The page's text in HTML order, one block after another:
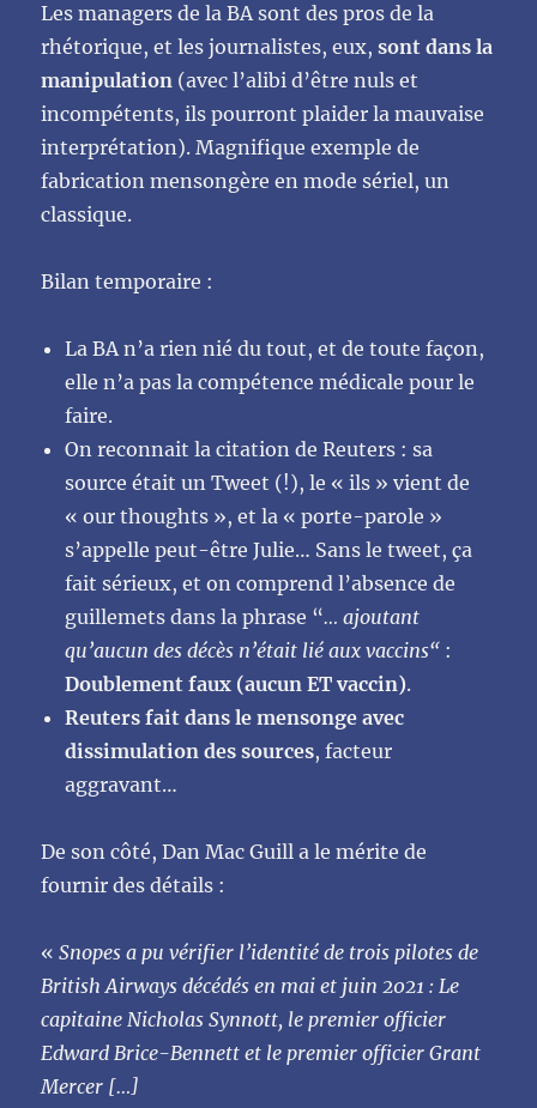
Les managers de la BA sont des pros de la
rhétorique, et les journalistes, eux,sont dans la
manipulation (avec l’alibi d’être nuls et
incompétents, ils pourront plaider la mauvaise
interprétation). Magnifique exemple de
fabrication mensongère en mode sériel, un
classique.
Bilan temporaire :
La BA n’a rien nié du tout, et de toute façon,
elle n’a pas la compétence médicale pour le
faire.
On reconnait la citation de Reuters : sa
source était un Tweet (!), le « ils » vient de
« our thoughts », et la « porte-parole »
s’appelle peut-être Julie… Sans le tweet, ça
fait sérieux, et on comprend l’absence de
guillemets dans la phrase “… ajoutant
qu’aucun des décès n’était lié aux vaccins“ :
Doublement faux (aucun ET vaccin).
Reuters fait dans le mensonge avec
dissimulation des sources, facteur
aggravant…
De son côté, Dan Mac Guill a le mérite de
fournir des détails :
«Snopes a pu vérifier l’identité de trois pilotes de
British Airways décédés en mai et juin 2021 : Le
capitaine Nicholas Synnott, le premier officier
Edward Brice-Bennett et le premier officier Grant
Mercer […]